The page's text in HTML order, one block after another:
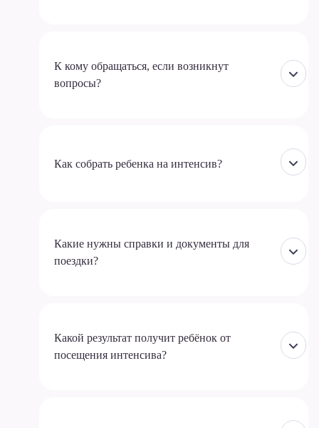
К кому обращаться, если возникнут
вопросы?
Как собрать ребенка на интенсив?
Какие нужны справки и документы для
поездки?
Какой результат получит ребёнок от
посещения интенсива?